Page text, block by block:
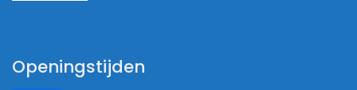
Openingstijden